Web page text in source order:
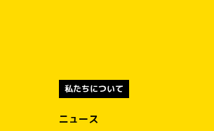
私たちについて
ニュース